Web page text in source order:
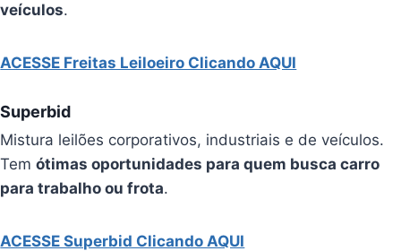
veículos.
ACESSE Freitas Leiloeiro Clicando AQUI
Superbid
Mistura leilões corporativos, industriais e de veículos.
Temótimas oportunidades para quem busca carro
para trabalho ou frota.
ACESSE Superbid Clicando AQUI